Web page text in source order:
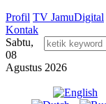
Profil TV JamuDigital
Kontak
Sabtu,
08
Agustus 2026